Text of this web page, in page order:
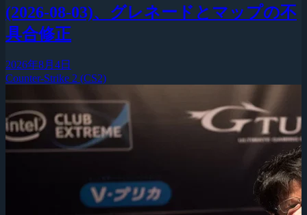
(2026-08-03)、グレネードとマップの不
具合修正
2026年8月4日
Counter-Strike 2 (CS2)